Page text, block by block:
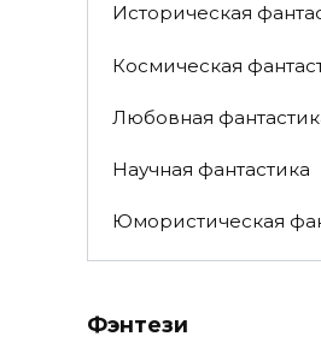
Историческая
Космическая
Любовная
Научная фантастика
Юмористическая
Фэнтези